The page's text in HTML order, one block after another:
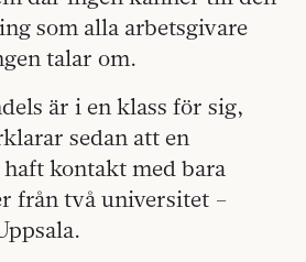
som alla arbetsgivare
talar om.
är i en klass för sig,
sedan att en
kontakt med bara
från två universitet –